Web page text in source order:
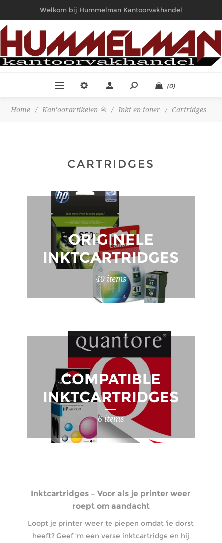
Welkom bij Hummelman Kantoorvakhandel
(0)
Home / Kantoorartikelen 📇 / Inkt en toner / Cartridges
CARTRIDGES
ORIGINELE
INKTCARTRIDGES
40 items
COMPATIBLE
INKTCARTRIDGES
6 items
Inktcartridges – Voor als je printer weer
roept om aandacht
Loopt je printer weer te piepen omdat 'ie dorst
heeft? Geef ‘m een verse inktcartridge en hij